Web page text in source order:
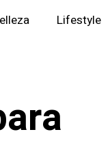
Lifestyle